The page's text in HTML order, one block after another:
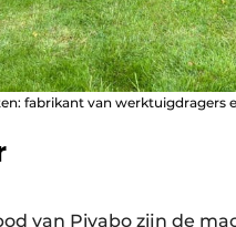
fabrikant van werktuigdragers
van Pivabo zijn de